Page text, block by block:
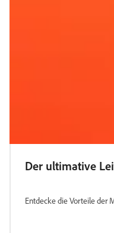
Der ultimative
Entdecke die Vorteile der